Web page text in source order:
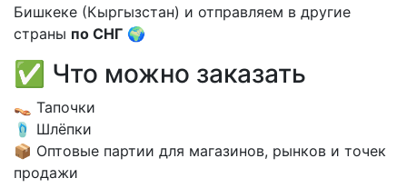
Бишкеке (Кыргызстан) и отправляем в другие
страны по СНГ 🌍
✅ Что можно заказать
👡 Тапочки
🩴 Шлёпки
📦 Оптовые партии для магазинов, рынков и точек
продажи